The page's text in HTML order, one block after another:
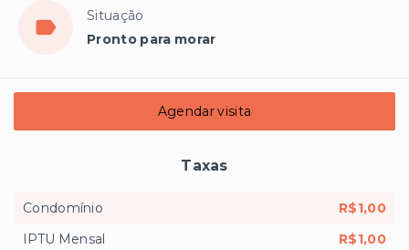
Situação
Pronto para morar
Agendar visita
Taxas
Condomínio
R$1,00
IPTU Mensal
R$1,00